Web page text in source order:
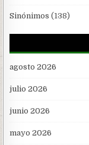
Sinónimos (138)
agosto 2026
julio 2026
junio 2026
mayo 2026